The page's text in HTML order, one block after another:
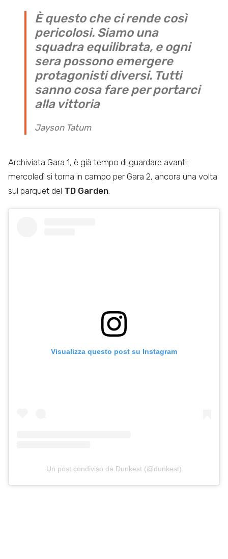
È questo che ci rende così
pericolosi. Siamo una
squadra equilibrata, e ogni
sera possono emergere
protagonisti diversi. Tutti
sanno cosa fare per portarci
alla vittoria
Jayson Tatum
Archiviata Gara 1, è già tempo di guardare avanti:
mercoledì si torna in campo per Gara 2, ancora una volta
sul parquet del TD Garden.
Visualizza questo post su Instagram
Un post condiviso da Dunkest (@dunkest)